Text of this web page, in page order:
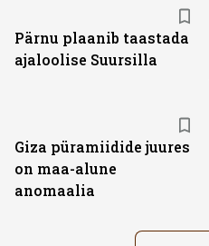
Pärnu plaanib taastada
ajaloolise Suursilla
Giza püramiidide juures
on maa-alune
anomaalia